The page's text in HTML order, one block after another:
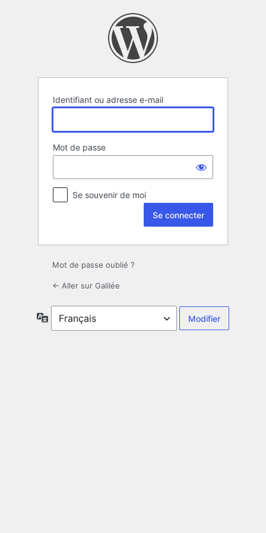
Identifiant ou adresse e-mail
Mot de passe
Se souvenir de moi
Mot de passe oublié ?
← Aller sur Galilée
Langue